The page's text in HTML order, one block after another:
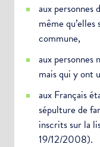
aux personnes
même
commune,
aux personnes
mais qui y ont
aux Français
sépulture de
inscrits sur la
19/12/2008).